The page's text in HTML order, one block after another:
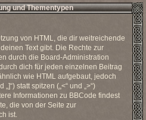
und Thementypen
von HTML, die dir weitreichende
Text gibt. Die Rechte zur
durch die Board-Administration
dich für jeden einzelnen Beitrag
wie HTML aufgebaut, jedoch
statt spitzen („<“ und „>“)
Informationen zu BBCode findest
die von der Seite zur
ist.